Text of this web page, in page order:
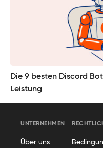
Die 9 besten Discord
Leistung
UNTERNEHMEN
Über uns